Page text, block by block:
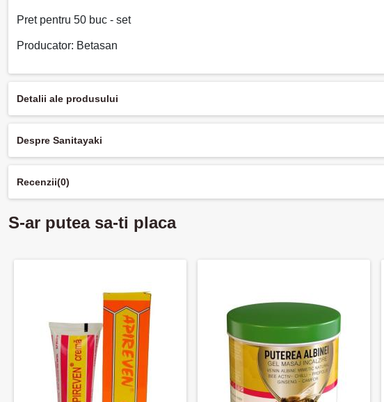
Pret pentru 50 buc - set
Producator: Betasan
Detalii ale produsului
Despre Sanitayaki
Recenzii(0)
S-ar putea sa-ti placa